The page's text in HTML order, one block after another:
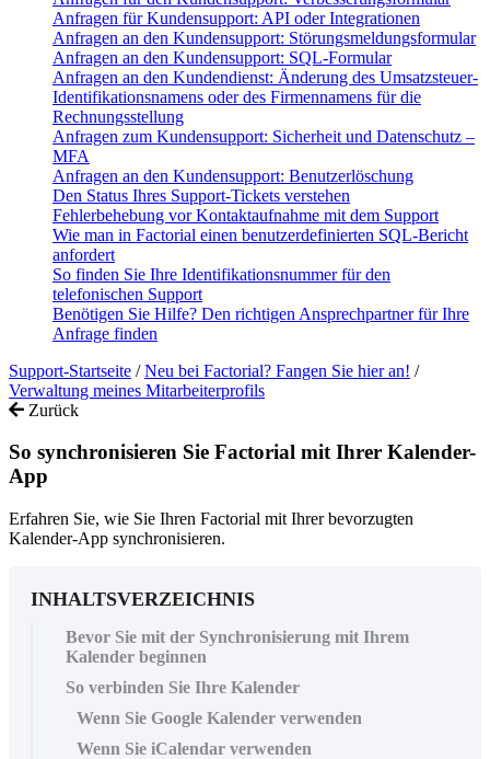
Anfragen für Kundensupport: API oder Integrationen
Anfragen an den Kundensupport: Störungsmeldungsformular
Anfragen an den Kundensupport: SQL-Formular
Anfragen an den Kundendienst: Änderung des Umsatzsteuer-
Identifikationsnamens oder des Firmennamens für die
Rechnungsstellung
Anfragen zum Kundensupport: Sicherheit und Datenschutz –
MFA
Anfragen an den Kundensupport: Benutzerlöschung
Den Status Ihres Support-Tickets verstehen
Fehlerbehebung vor Kontaktaufnahme mit dem Support
Wie man in Factorial einen benutzerdefinierten SQL-Bericht
anfordert
So finden Sie Ihre Identifikationsnummer für den
telefonischen Support
Benötigen Sie Hilfe? Den richtigen Ansprechpartner für Ihre
Anfrage finden
Support-Startseite / Neu bei Factorial? Fangen Sie hier an! /
Verwaltung meines Mitarbeiterprofils
Zurück
So synchronisieren Sie Factorial mit Ihrer Kalender-
App
Erfahren Sie, wie Sie Ihren Factorial mit Ihrer bevorzugten
Kalender-App synchronisieren.
INHALTSVERZEICHNIS
Bevor Sie mit der Synchronisierung mit Ihrem
Kalender beginnen
So verbinden Sie Ihre Kalender
Wenn Sie Google Kalender verwenden
Wenn Sie iCalendar verwenden